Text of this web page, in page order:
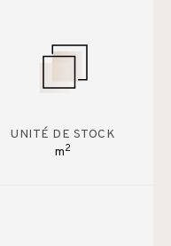
UNITÉ DE STOCK
m2